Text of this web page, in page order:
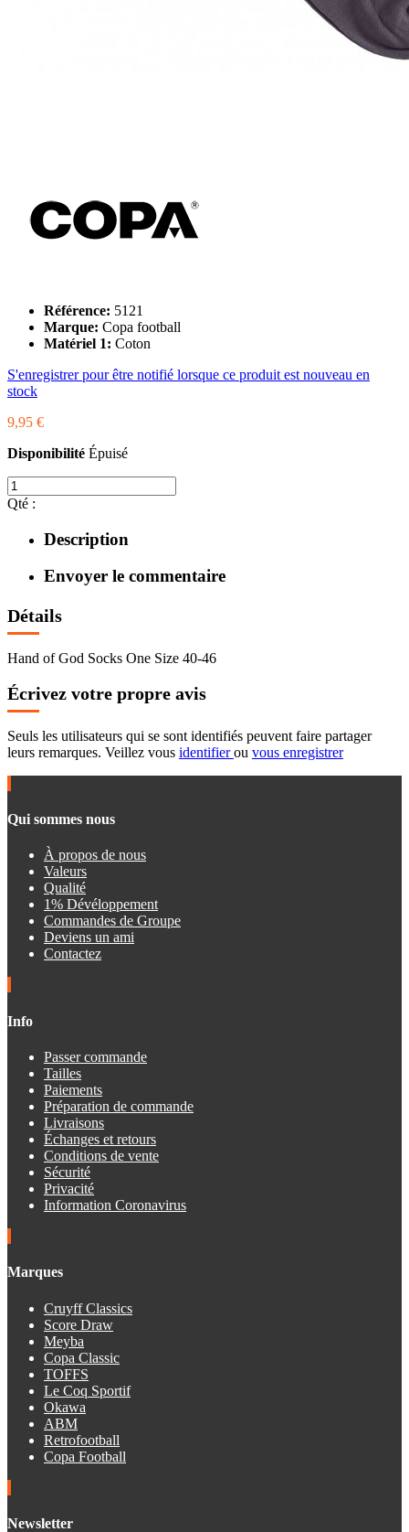
Référence: 5121
Marque: Copa football
Matériel 1: Coton
S'enregistrer pour être notifié lorsque ce produit est nouveau en
stock
9,95 €
Disponibilité Épuisé
Qté :
Description
Envoyer le commentaire
Détails
Hand of God Socks One Size 40-46
Écrivez votre propre avis
Seuls les utilisateurs qui se sont identifiés peuvent faire partager
leurs remarques. Veillez vous identifierou vous enregistrer
Qui sommes nous
À propos de nous
Valeurs
Qualité
1% Dévéloppement
Commandes de Groupe
Deviens un ami
Contactez
Info
Passer commande
Tailles
Paiements
Préparation de commande
Livraisons
Échanges et retours
Conditions de vente
Sécurité
Privacité
Information Coronavirus
Marques
Cruyff Classics
Score Draw
Meyba
Copa Classic
TOFFS
Le Coq Sportif
Okawa
ABM
Retrofootball
Copa Football
Newsletter